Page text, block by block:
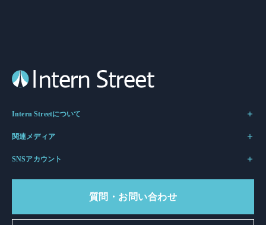
Intern Streetについて
関連メディア
SNSアカウント
質問・お問い合わせ